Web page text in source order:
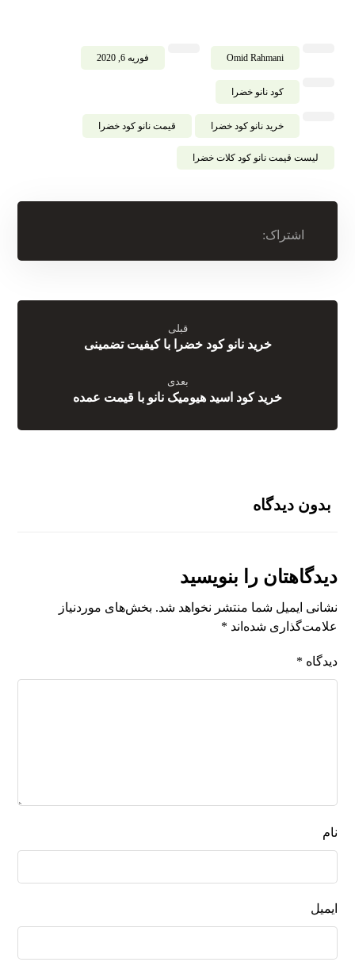
Omid Rahmani فوریه 6, 2020
کود نانو خضرا
خرید نانو کود خضرا قیمت نانو کود خضرا
لیست قیمت نانو کود کلات خضرا
قبلی
خرید نانو کود خضرا با کیفیت تضمینی
بعدی
خرید کود اسید هیومیک نانو با قیمت عمده
بدون دیدگاه
دیدگاهتان را بنویسید
نشانی ایمیل شما منتشر نخواهد شد. بخش‌های موردنیاز
علامت‌گذاری شده‌اند *
دیدگاه *
نام
ایمیل